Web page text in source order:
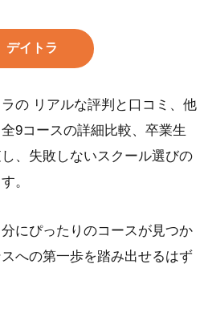
デイトラ
の リアルな評判と口コミ、他
9コースの詳細比較、卒業生
、失敗しないスクール選びの
。
にぴったりのコースが見つか
への第一歩を踏み出せるはず